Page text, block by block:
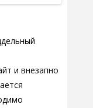
и внезапно